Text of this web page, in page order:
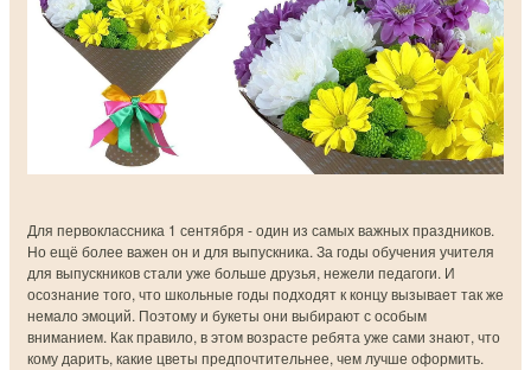
Для первоклассника 1 сентября - один из самых важных праздников.
Но ещё более важен он и для выпускника. За годы обучения учителя
для выпускников стали уже больше друзья, нежели педагоги. И
осознание того, что школьные годы подходят к концу вызывает так же
немало эмоций. Поэтому и букеты они выбирают с особым
вниманием. Как правило, в этом возрасте ребята уже сами знают, что
кому дарить, какие цветы предпочтительнее, чем лучше оформить.